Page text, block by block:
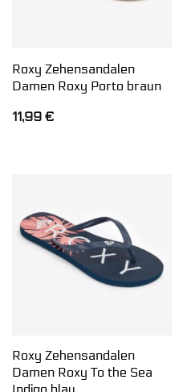
Roxy Zehensandalen
Damen Roxy Porto braun
11,99 €
Roxy Zehensandalen
Damen Roxy To the Sea